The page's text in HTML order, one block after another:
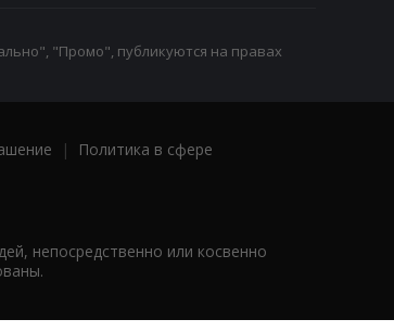
"Промо", публикуются на правах
|
Политика в сфере
непосредственно или косвенно